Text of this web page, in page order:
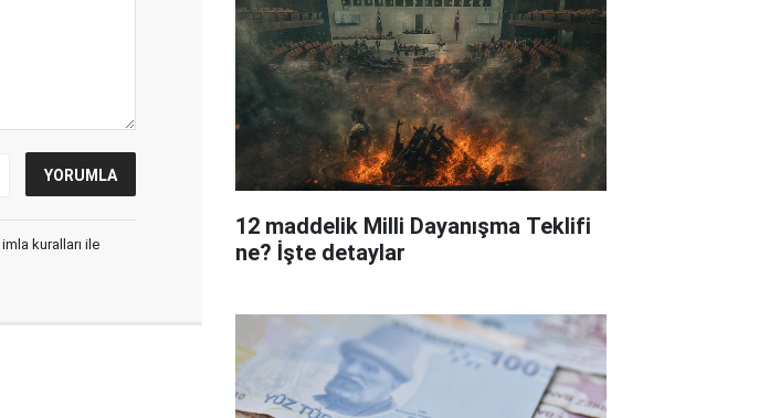
kuralları ile
12 maddelik Milli Dayanışma Teklifi
ne? İşte detaylar